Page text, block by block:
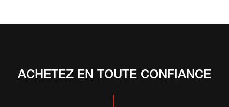
ACHETEZ EN TOUTE CONFIANCE